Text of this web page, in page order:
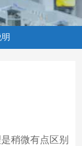
稍微有点区别